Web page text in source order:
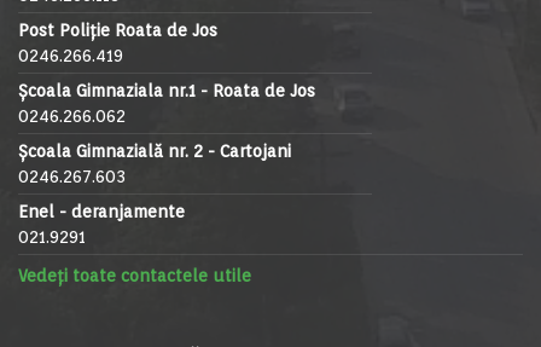
Post Poliție Roata de Jos
0246.266.419
Școala Gimnaziala nr.1 - Roata de Jos
0246.266.062
Școala Gimnazială nr. 2 - Cartojani
0246.267.603
Enel - deranjamente
021.9291
Vedeți toate contactele utile